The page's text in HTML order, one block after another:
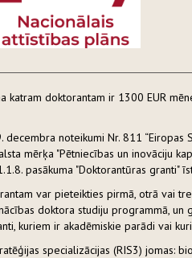
katram doktorantam ir 1300 EUR
noteikumi Nr. 811
mērķa "Pētniecības un inovāciju
pasākuma "Doktorantūras granti"
var pieteikties pirmā, otrā vai
doktora studiju programmā, un
kuriem ir akadēmiskie parādi vai
specializācijas (RIS3) jomas: